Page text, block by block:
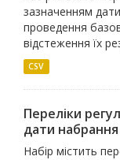
зазначенням
проведення
відстеження їх
CSV
Переліки
дати набрання
Набір містить